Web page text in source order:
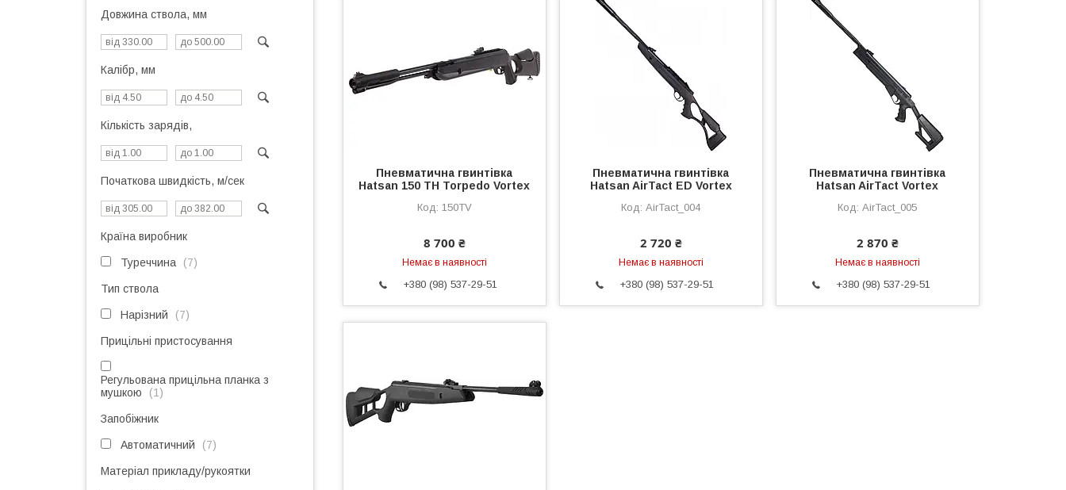
Пневматична гвинтівка
Hatsan 150 TH Torpedo Vortex
150TV
8 700 ₴
Немає в наявності
+380 (98) 537-29-51
Пневматична гвинтівка
Hatsan AirTact ED Vortex
AirTact_004
2 720 ₴
Немає в наявності
+380 (98) 537-29-51
Пневматична гвинтівка
Hatsan AirTact Vortex
AirTact_005
2 870 ₴
Немає в наявності
+380 (98) 537-29-51
Довжина ствола, мм
Калібр, мм
Кількість зарядів,
Початкова швидкість, м/сек
Країна виробник
Туреччина 7
Тип ствола
Нарізний 7
Прицільні пристосування
Регульована прицільна планка з
мушкою
1
Запобіжник
Автоматичний 7
Матеріал прикладу/рукоятки